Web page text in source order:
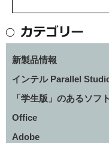
新製品情報
インテル Parallel
「学生版」のあるソフ
Office
Adobe